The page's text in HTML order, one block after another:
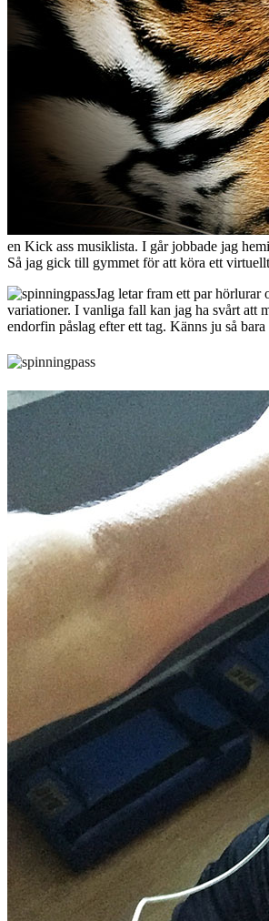
en Kick ass musiklista. I går jobbade jag
Så jag gick till gymmet för att köra ett
Jag letar fram ett par hörlurar
variationer. I vanliga fall kan jag ha svårt att
endorfin påslag efter ett tag. Känns ju så bara